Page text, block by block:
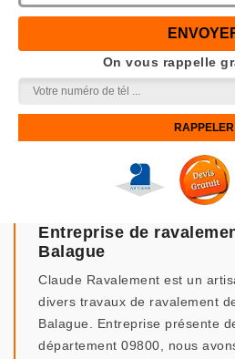
On vous rappelle
Entreprise de
Balague
Claude Ravalement est un
divers travaux de ravalement
Balague. Entreprise présente
département 09800, nous